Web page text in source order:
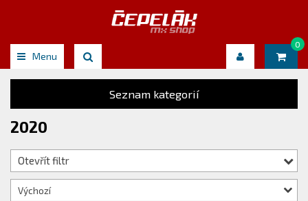
Menu
0
Seznam kategorií
2020
Otevřít filtr
Výchozí